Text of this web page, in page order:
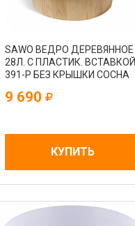
SAWO ВЕДРО ДЕРЕВЯННОЕ
28Л. С ПЛАСТИК. ВСТАВКОЙ
391-P БЕЗ КРЫШКИ СОСНА
9 690
КУПИТЬ